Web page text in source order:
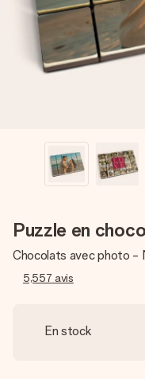
Créez quelque
son prénom, votre
Sans complications,
Puzzle en
Chocolats avec photo -
5,557 avis
En stock